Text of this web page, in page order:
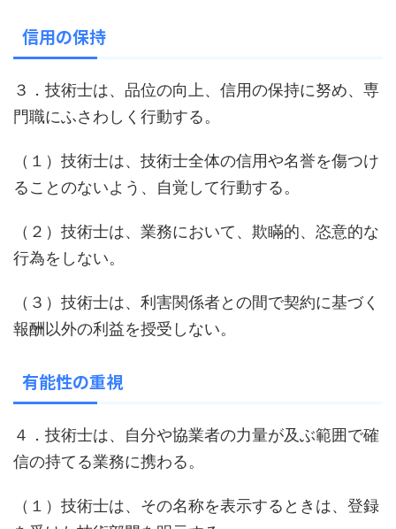
信用の保持
３．技術士は、品位の向上、信用の保持に努め、専
門職にふさわしく行動する。
（１）技術士は、技術士全体の信用や名誉を傷つけ
ることのないよう、自覚して行動する。
（２）技術士は、業務において、欺瞞的、恣意的な
行為をしない。
（３）技術士は、利害関係者との間で契約に基づく
報酬以外の利益を授受しない。
有能性の重視
４．技術士は、自分や協業者の力量が及ぶ範囲で確
信の持てる業務に携わる。
（１）技術士は、その名称を表示するときは、登録